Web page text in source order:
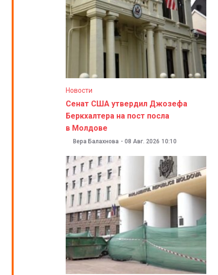
Новости
Сенат США утвердил Джозефа
Беркхалтера на пост посла
в Молдове
Вера Балахнова - 08 Авг. 2026 10:10